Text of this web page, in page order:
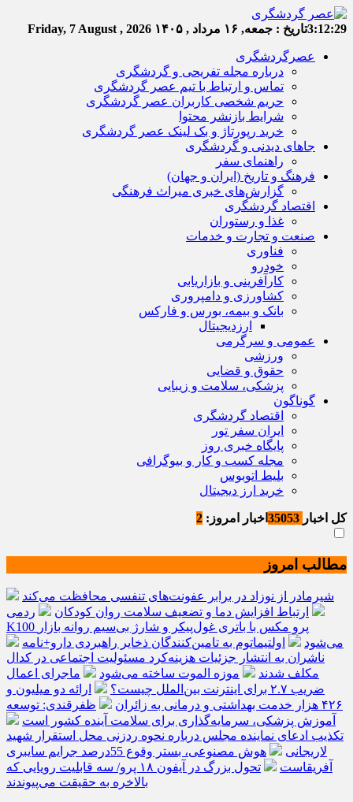
3:12:29تاریخ : جمعه, ۱۶ مرداد , ۱۴۰۵ Friday, 7 August , 2026
عصرگردشگری
درباره مجله تفریحی و گردشگری
تماس و ارتباط با تیم عصر گردشگری
حریم شخصی کاربران عصر گردشگری
شرایط بازنشر محتوا
خرید رپورتاژ و بک لینک عصر گردشگری
جاهای دیدنی و گردشگری
راهنمای سفر
فرهنگ و تاریخ (ایران و جهان)
گزارش‌های خبری میراث فرهنگی
اقتصاد گردشگری
غذا و رستوران
صنعت و تجارت و خدمات
فناوری
خودرو
کارآفرینی و بازاریابی
کشاورزی و دامپروری
بانک و بیمه، بورس و فارکس
ارزدیجیتال
عمومی و سرگرمی
ورزشی
حقوق و قضایی
پزشکی، سلامت و زیبایی
گوناگون
اقتصاد گردشگری
ایران سفر تور
پایگاه خبری روز
مجله کسب و کار و بیوگرافی
بلیط اتوبوس
خرید ارز دیجیتال
کل اخبار اخبار امروز: 2
مطالب امروز
شیرمادر از نوزاد در برابر عفونت‌های تنفسی محافظت می‌کند
ارتباط افزایش دما و تضعیف سلامت روان کودکان
ردمی
K100 پرو مکس با باتری غول‌پیکر و شارژ بی‌سیم روانه بازار
می‌شود
اولتیماتوم به تامین‌کنندگان ذخایر راهبردی دارو+نامه
ناشران به انتشار جزئیات هزینه‌کرد مسئولیت اجتماعی در کدال
مکلف شدند
موزه الموت ساخته می‌شود
ماجرای اعمال
ضریب ۲.۷ برای اینترنت بین‌الملل چیست؟
ارائه دو میلیون و
۴۲۶ هزار خدمت بهداشتی و درمانی به زائران
ظفرقندی: توسعه
آموزش پزشکی، سرمایه‌گذاری برای سلامت آینده کشور است
تکذیب ادعای نماینده مجلس درباره نحوه ردزنی محل استقرار شهید
لاریجانی
هوش مصنوعی، بستر وقوع 55درصد جرایم سایبری
آفریقاست
تحول بزرگ در آیفون ۱۸ پرو/ سه قابلیت رویایی که
بالاخره به حقیقت می‌پیوندند